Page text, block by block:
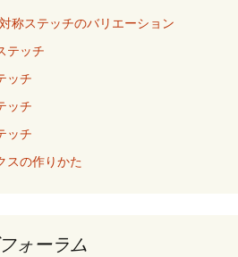
称ステッチのバリエーション
テッチ
ッチ
ッチ
ッチ
スの作りかた
ォーラム